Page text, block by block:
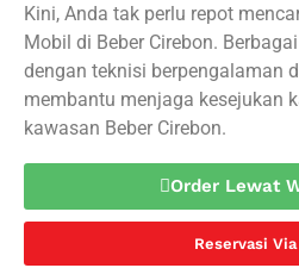
Kini, Anda tak perlu repot
Mobil di Beber Cirebon.
dengan teknisi berpengalaman
membantu menjaga kesejukan
kawasan Beber Cirebon.
Order Lewat
Reservasi